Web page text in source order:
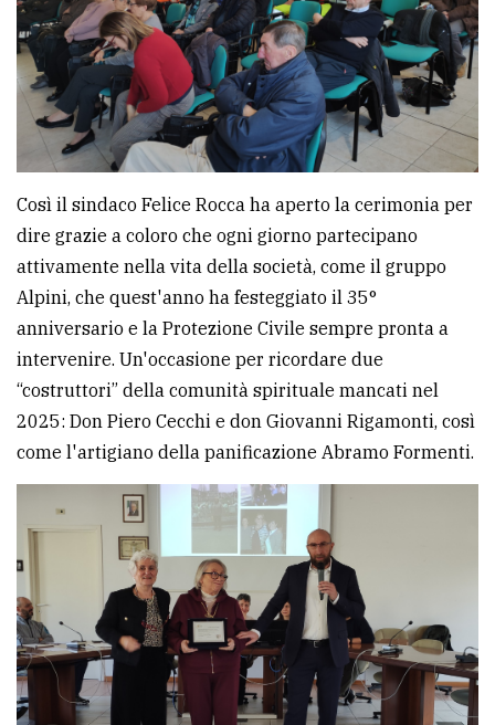
policy
Così il sindaco Felice Rocca ha aperto la cerimonia per
dire grazie a coloro che ogni giorno partecipano
attivamente nella vita della società, come il gruppo
Alpini, che quest'anno ha festeggiato il 35°
anniversario e la Protezione Civile sempre pronta a
intervenire. Un'occasione per ricordare due
“costruttori” della comunità spirituale mancati nel
2025: Don Piero Cecchi e don Giovanni Rigamonti, così
come l'artigiano della panificazione Abramo Formenti.